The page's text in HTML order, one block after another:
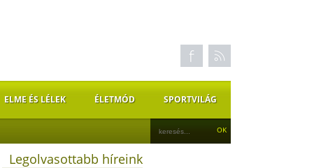
ELME ÉS LÉLEK ÉLETMÓD SPORTVILÁG
Legolvasottabb híreink